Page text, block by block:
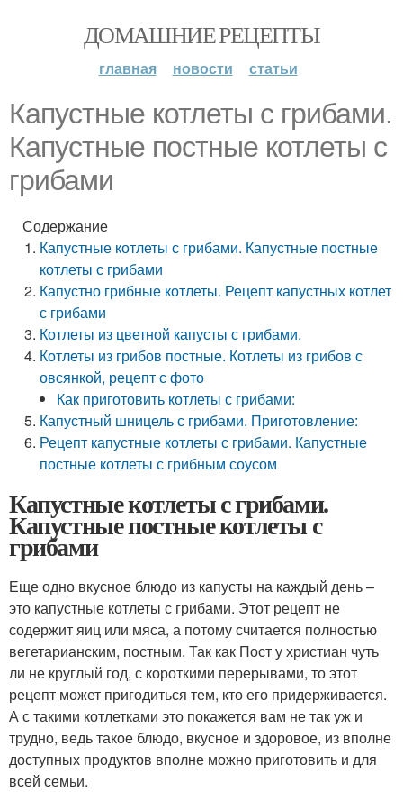
ДОМАШНИЕ РЕЦЕПТЫ
главная новости статьи
Капустные котлеты с грибами.
Капустные постные котлеты с
грибами
Содержание
Капустные котлеты с грибами. Капустные постные
котлеты с грибами
Капустно грибные котлеты. Рецепт капустных котлет
с грибами
Котлеты из цветной капусты с грибами.
Котлеты из грибов постные. Котлеты из грибов с
овсянкой, рецепт с фото
Как приготовить котлеты с грибами:
Капустный шницель с грибами. Приготовление:
Рецепт капустные котлеты с грибами. Капустные
постные котлеты с грибным соусом
Капустные котлеты с грибами.
Капустные постные котлеты с
грибами
Еще одно вкусное блюдо из капусты на каждый день –
это капустные котлеты с грибами. Этот рецепт не
содержит яиц или мяса, а потому считается полностью
вегетарианским, постным. Так как Пост у христиан чуть
ли не круглый год, с короткими перерывами, то этот
рецепт может пригодиться тем, кто его придерживается.
А с такими котлетками это покажется вам не так уж и
трудно, ведь такое блюдо, вкусное и здоровое, из вполне
доступных продуктов вполне можно приготовить и для
всей семьи.